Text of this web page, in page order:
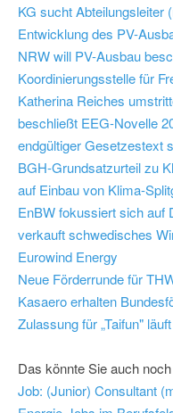
KG sucht Abteilungsleiter
NRW will PV-Ausbau
Koordinierungsstelle für
Katherina Reiches
beschließt EEG-Novelle
endgültiger Gesetzestext
BGH-Grundsatzurteil zu
auf Einbau von Klima-
EnBW fokussiert sich auf
verkauft schwedisches
Eurowind Energy
Neue Förderrunde für
Kasaero erhalten
Zulassung für „Taifun" läuft
Das könnte Sie auch